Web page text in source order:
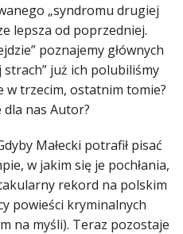
„syndromu drugiej
lepsza od poprzedniej.
poznajemy głównych
już ich polubiliśmy
w trzecim, ostatnim tomie?
dla nas Autor?
Małecki potrafił pisać
w jakim się je pochłania,
rekord na polskim
powieści kryminalnych
na myśli). Teraz pozostaje